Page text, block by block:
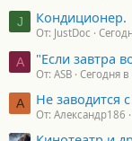
J Кондиционер.
От: JustDoc
A "Если завтра
От: ASB Сегодня
А Не заводится
От: Александр186